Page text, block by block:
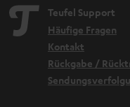
Teufel Support
Häufige Fragen
Kontakt
Rückgabe /